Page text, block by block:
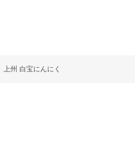
上州 白宝にんにく